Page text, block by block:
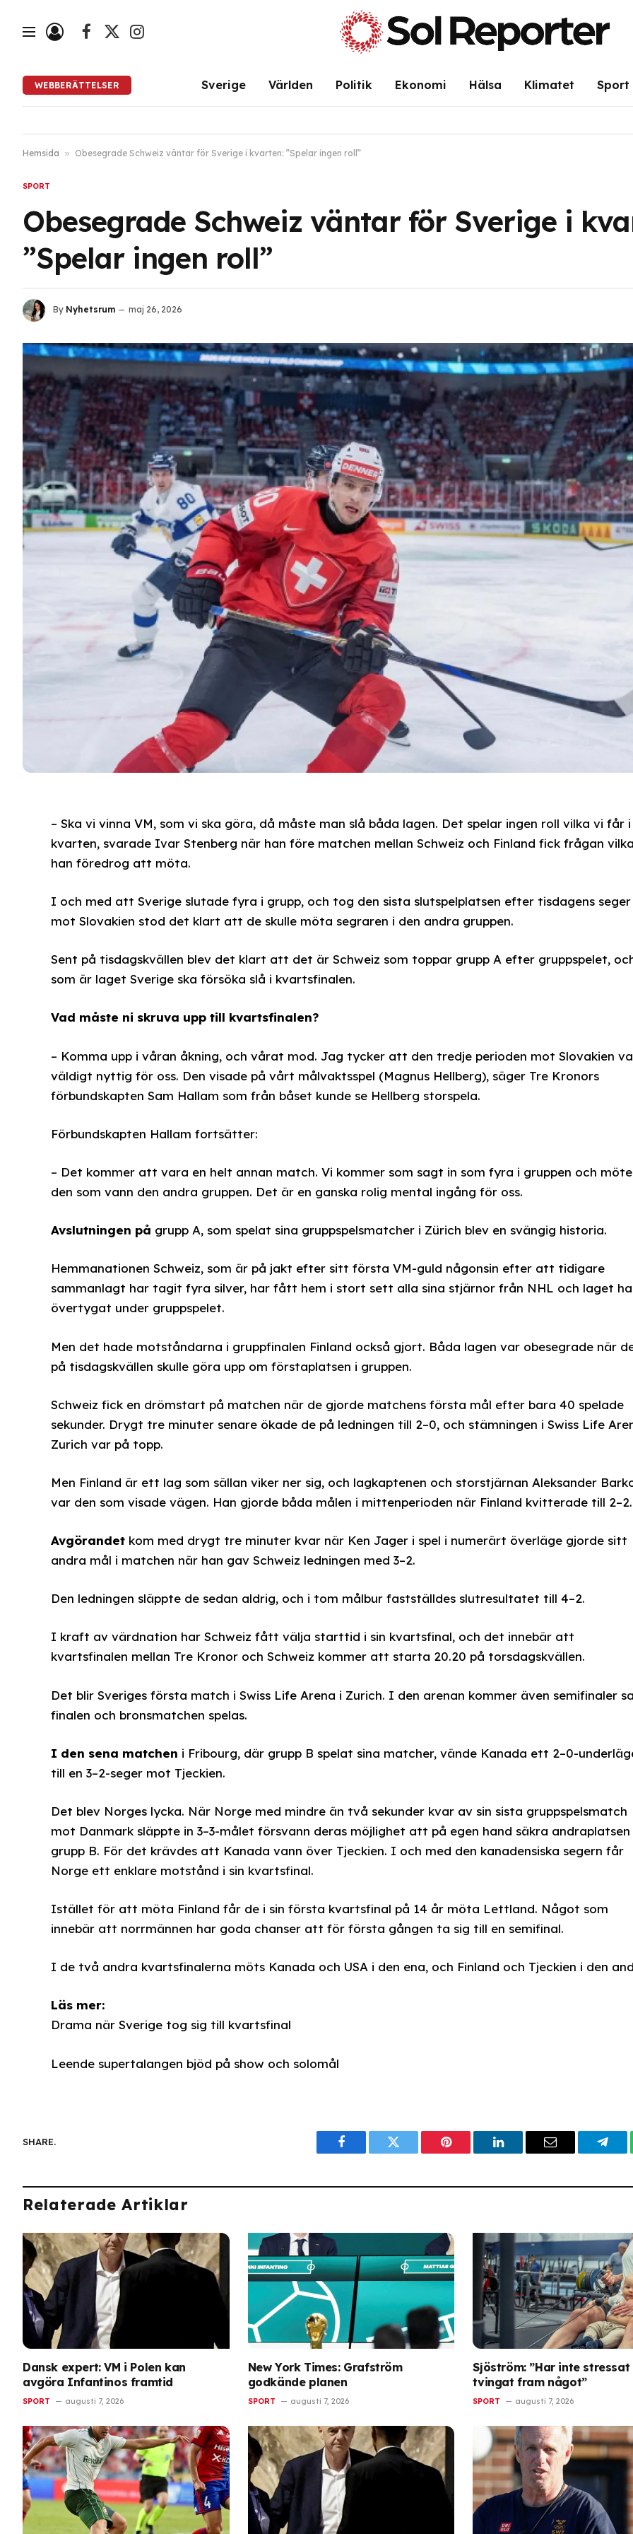
Facebook
X
Instagram
WEBBERÄTTELSER Sverige Världen Politik Ekonomi Hälsa Klimatet Sport
Hemsida » Obesegrade Schweiz väntar för Sverige i kvarten: ”Spelar ingen roll”
SPORT
Obesegrade Schweiz väntar för Sverige i
”Spelar ingen roll”
By Nyhetsrum maj 26, 2026
– Ska vi vinna VM, som vi ska göra, då måste man slå båda lagen. Det spelar ingen roll vilka vi får i
kvarten, svarade Ivar Stenberg när han före matchen mellan Schweiz och Finland fick frågan vilka
han föredrog att möta.
I och med att Sverige slutade fyra i grupp, och tog den sista slutspelplatsen efter tisdagens seger
mot Slovakien stod det klart att de skulle möta segraren i den andra gruppen.
Sent på tisdagskvällen blev det klart att det är Schweiz som toppar grupp A efter gruppspelet,
som är laget Sverige ska försöka slå i kvartsfinalen.
Vad måste ni skruva upp till kvartsfinalen?
– Komma upp i våran åkning, och vårat mod. Jag tycker att den tredje perioden mot Slovakien
väldigt nyttig för oss. Den visade på vårt målvaktsspel (Magnus Hellberg), säger Tre Kronors
förbundskapten Sam Hallam som från båset kunde se Hellberg storspela.
Förbundskapten Hallam fortsätter:
– Det kommer att vara en helt annan match. Vi kommer som sagt in som fyra i gruppen och
den som vann den andra gruppen. Det är en ganska rolig mental ingång för oss.
Avslutningen på grupp A, som spelat sina gruppspelsmatcher i Zürich blev en svängig historia.
Hemmanationen Schweiz, som är på jakt efter sitt första VM-guld någonsin efter att tidigare
sammanlagt har tagit fyra silver, har fått hem i stort sett alla sina stjärnor från NHL och laget
övertygat under gruppspelet.
Men det hade motståndarna i gruppfinalen Finland också gjort. Båda lagen var obesegrade när
på tisdagskvällen skulle göra upp om förstaplatsen i gruppen.
Schweiz fick en drömstart på matchen när de gjorde matchens första mål efter bara 40 spelade
sekunder. Drygt tre minuter senare ökade de på ledningen till 2–0, och stämningen i Swiss Life
Zurich var på topp.
Men Finland är ett lag som sällan viker ner sig, och lagkaptenen och storstjärnan Aleksander
var den som visade vägen. Han gjorde båda målen i mittenperioden när Finland kvitterade till 2–2.
Avgörandetkom med drygt tre minuter kvar när Ken Jager i spel i numerärt överläge gjorde sitt
andra mål i matchen när han gav Schweiz ledningen med 3–2.
Den ledningen släppte de sedan aldrig, och i tom målbur fastställdes slutresultatet till 4–2.
I kraft av värdnation har Schweiz fått välja starttid i sin kvartsfinal, och det innebär att
kvartsfinalen mellan Tre Kronor och Schweiz kommer att starta 20.20 på torsdagskvällen.
Det blir Sveriges första match i Swiss Life Arena i Zurich. I den arenan kommer även semifinaler
finalen och bronsmatchen spelas.
I den sena matchen i Fribourg, där grupp B spelat sina matcher, vände Kanada ett 2–0-
till en 3–2-seger mot Tjeckien.
Det blev Norges lycka. När Norge med mindre än två sekunder kvar av sin sista gruppspelsmatch
mot Danmark släppte in 3–3-målet försvann deras möjlighet att på egen hand säkra andraplatsen
grupp B. För det krävdes att Kanada vann över Tjeckien. I och med den kanadensiska segern får
Norge ett enklare motstånd i sin kvartsfinal.
Istället för att möta Finland får de i sin första kvartsfinal på 14 år möta Lettland. Något som
innebär att norrmännen har goda chanser att för första gången ta sig till en semifinal.
I de två andra kvartsfinalerna möts Kanada och USA i den ena, och Finland och Tjeckien i den
Läs mer:
Drama när Sverige tog sig till kvartsfinal
Leende supertalangen bjöd på show och solomål
SHARE.
FacebookTwitter PinterestLinkedInEmail
Relaterade Artiklar
Dansk expert: VM i Polen kan
avgöra Infantinos framtid
SPORT augusti 7, 2026
New York Times: Grafström
godkände planen
SPORT augusti 7, 2026
Sjöström: ”Har inte stressat
tvingat fram något”
SPORT augusti 7, 2026